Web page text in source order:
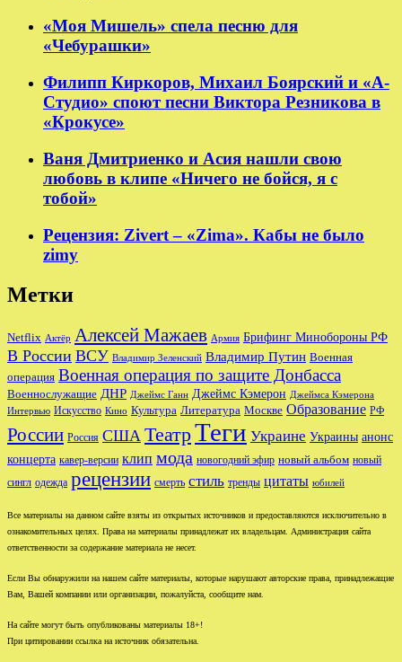
«Моя Мишель» спела песню для
«Чебурашки»
Филипп Киркоров, Михаил Боярский и «А-
Студио» споют песни Виктора Резникова в
«Крокусе»
Ваня Дмитриенко и Асия нашли свою
любовь в клипе «Ничего не бойся, я с
тобой»
Рецензия: Zivert – «Zima». Кабы не было
zimy
Метки
Netflix Актёр Алексей Мажаев Армия Брифинг Минобороны РФ
В России ВСУ Владимир Зеленский Владимир Путин Военная
операция Военная операция по защите Донбасса
Военнослужащие ДНР Джеймс Ганн Джеймс Кэмерон Джеймса Кэмерона
Интервью Искусство Кино Культура Литература Москве Образование РФ
России Россия США ТеатрТеги Украине Украины анонс
концерта кавер-версии клип мода новогодний эфир новый альбом новый
сингл одежда рецензии смерть стиль тренды цитаты юбилей
Все материалы на данном сайте взяты из открытых источников и предоставляются исключительно в
ознакомительных целях. Права на материалы принадлежат их владельцам. Администрация сайта
ответственности за содержание материала не несет.
Если Вы обнаружили на нашем сайте материалы, которые нарушают авторские права, принадлежащие
Вам, Вашей компании или организации, пожалуйста, сообщите нам.
На сайте могут быть опубликованы материалы 18+!
При цитировании ссылка на источник обязательна.